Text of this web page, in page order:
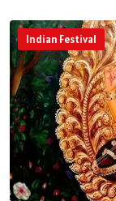
Indian Festival